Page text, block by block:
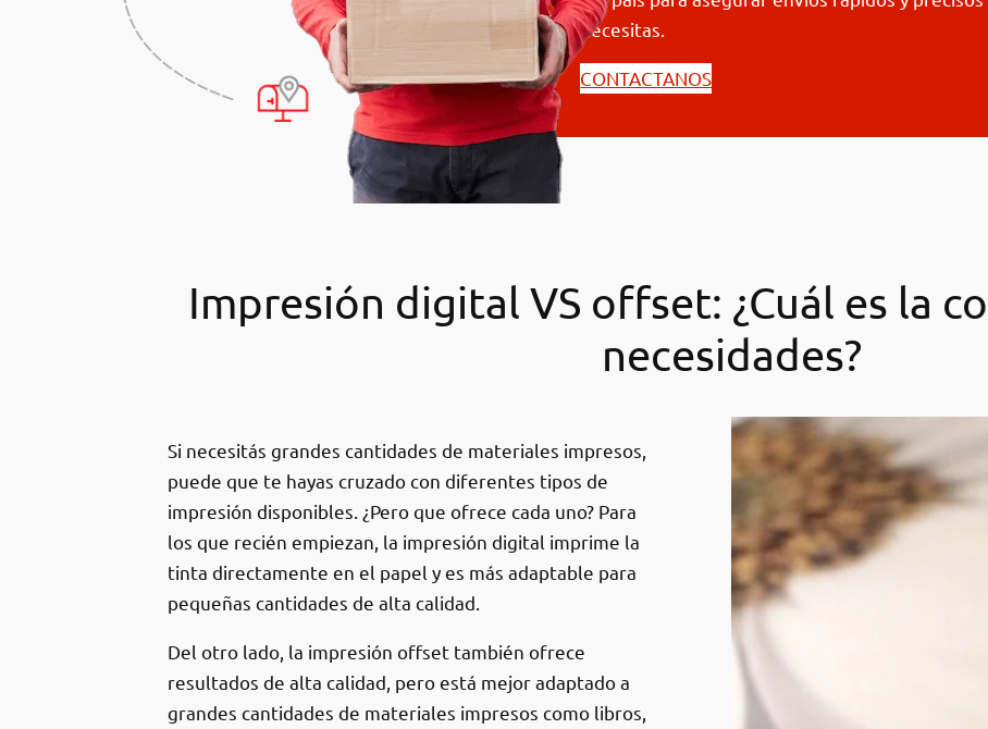
necesitas.
CONTACTANOS
Impresión digital VS offset: ¿Cuál es la
necesidades?
Si necesitás grandes cantidades de materiales impresos,
puede que te hayas cruzado con diferentes tipos de
impresión disponibles. ¿Pero que ofrece cada uno? Para
los que recién empiezan, la impresión digital imprime la
tinta directamente en el papel y es más adaptable para
pequeñas cantidades de alta calidad.
Del otro lado, la impresión offset también ofrece
resultados de alta calidad, pero está mejor adaptado a
grandes cantidades de materiales impresos como libros,